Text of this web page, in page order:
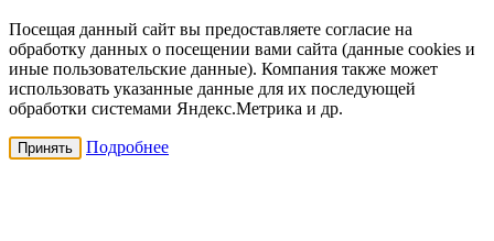
Посещая данный сайт вы предоставляете согласие на
обработку данных о посещении вами сайта (данные cookies и
иные пользовательские данные). Компания также может
использовать указанные данные для их последующей
обработки системами Яндекс.Метрика и др.
Принять Подробнее